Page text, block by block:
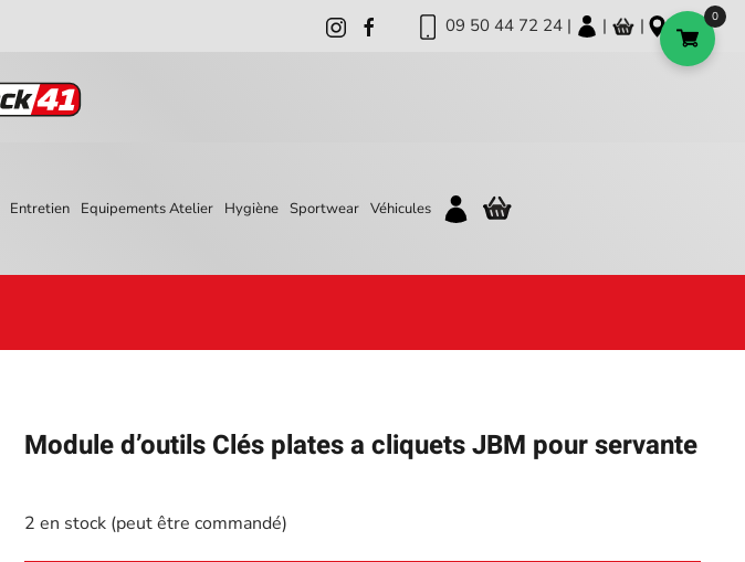
09 50 44 72 24 | | |
Entretien Equipements Atelier Hygiène Sportwear Véhicules
Module d’outils Clés plates a cliquets JBM pour servante
2 en stock (peut être commandé)
0